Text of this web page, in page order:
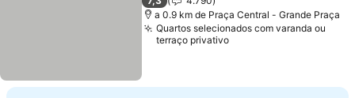
a 0.9 km de Praça Central - Grande Praça
Quartos selecionados com varanda ou
terraço privativo